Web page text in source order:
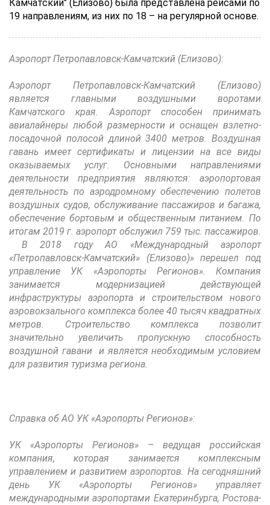
Камчатский" (Елизово) была представлена рейсами по
19 направлениям, из них по 18 – на регулярной основе.
Аэропорт Петропавловск-Камчатский (Елизово):
Аэропорт Петропавловск-Камчатский (Елизово)
является главными воздушными воротами
Камчатского края. Аэропорт способен принимать
авиалайнеры любой размерности и оснащен взлетно-
посадочной полосой длиной 3400 метров. Воздушная
гавань имеет сертификаты и лицензии на все виды
оказываемых услуг. Основными направлениями
деятельности предприятия являются: аэропортовая
деятельность по аэродромному обеспечению полетов
воздушных судов, обслуживание пассажиров и багажа,
обеспечение бортовым и общественным питанием. По
итогам 2019 г. аэропорт обслужил 759 тыс. пассажиров.
В 2018 году АО «Международный аэропорт
«Петропавловск-Камчатский» (Елизово)» перешел под
управление УК «Аэропорты Регионов». Компания
занимается модернизацией действующей
инфраструктуры аэропорта и строительством нового
аэровокзального комплекса более 40 тысяч квадратных
метров. Строительство комплекса позволит
значительно увеличить пропускную способность
воздушной гавани и является необходимым условием
для развития туризма региона.
Справка об АО УК «Аэропорты Регионов»:
УК «Аэропорты Регионов» – ведущая российская
компания, которая занимается комплексным
управлением и развитием аэропортов. На сегодняшний
день УК «Аэропорты Регионов» управляет
международными аэропортами Екатеринбурга, Ростова-